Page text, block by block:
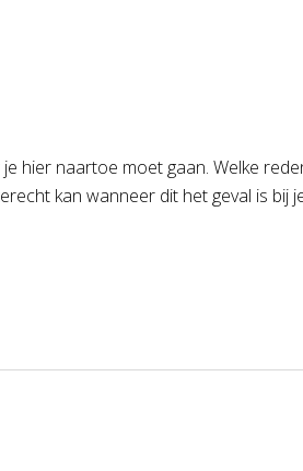
hier naartoe moet gaan. Welke
kan wanneer dit het geval is bij